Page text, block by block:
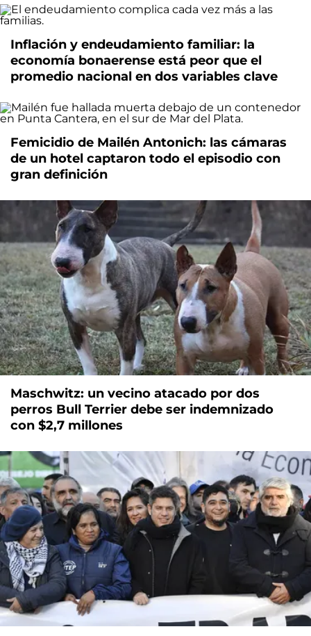
Inflación y endeudamiento familiar: la
economía bonaerense está peor que el
promedio nacional en dos variables clave
Femicidio de Mailén Antonich: las cámaras
de un hotel captaron todo el episodio con
gran definición
Maschwitz: un vecino atacado por dos
perros Bull Terrier debe ser indemnizado
con $2,7 millones